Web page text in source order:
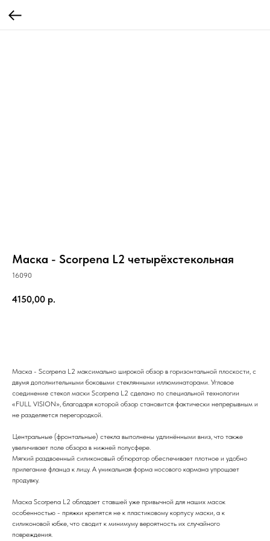
Маска - Scorpena L2 четырёхстекольная
16090
4150,00 р.
Маска - Scorpena L2 максимально широкой обзор в горизонтальной плоскости, с
двумя дополнительными боковыми стеклянными иллюминаторами. Угловое
соединение стекол маски Scorpena L2 сделано по специальной технологии
«FULL VISION», благодаря которой обзор становится фактически непрерывным и
не разделяется перегородкой.
Центральные (фронтальные) стекла выполнены удлинёнными вниз, что также
увеличивает поле обзора в нижней полусфере.
Мягкий раздвоенный силиконовый обтюратор обеспечивает плотное и удобно
прилегание фланца к лицу. А уникальная форма носового кармана упрощает
продувку.
Маска Scorpena L2 обладает ставшей уже привычной для наших масок
особенностью - пряжки крепятся не к пластиковому корпусу маски, а к
силиконовой юбке, что сводит к минимуму вероятность их случайного
повреждения.